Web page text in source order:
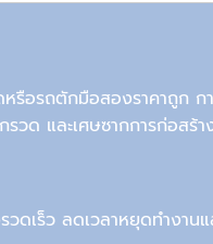
หรือรถตักมือสองราคาถูก ก
วด และเศษซากการก่อสร้า
ดเร็ว ลดเวลาหยุดทำงานแ